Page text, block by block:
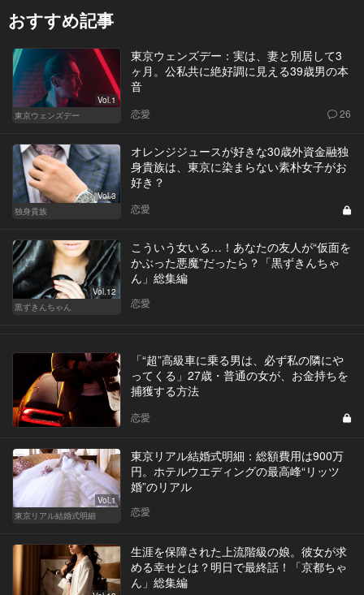
おすすめ記事
Vol.1
東京ウェンズデー
東京ウェンズデー：実は、妻と別居して3
ヶ月。公私共に絶好調に見える39歳男の本
音
恋愛 26
Vol.3
独身貴族
オレンジジュースが好きな30歳外資金融独
身貴族は、東京に染まらない素朴女子がお
好き？
恋愛
Vol.12
黒ずきんちゃん
こういう女いる…！あなたの友人が“仮面を
かぶった悪魔”だったら？「黒ずきんちゃ
ん」総集編
恋愛
「“超”高級車に乗る男は、必ず私の隣にや
ってくる」27歳・普通の女が、お金持ちを
捕獲する方法
恋愛
Vol.1
東京リアル結婚式明細
東京リアル結婚式明細：総額費用は900万
円。ホテルウエディングの最高峰“リッツ
婚”のリアル
恋愛
生涯を保障された上流階級の娘。彼女が求
める幸せとは？明日で最終話！「京都ちゃ
ん」総集編